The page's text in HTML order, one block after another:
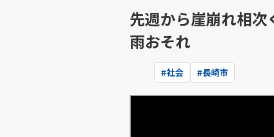
先週から崖崩れ相
雨おそれ
#社会 #長崎市